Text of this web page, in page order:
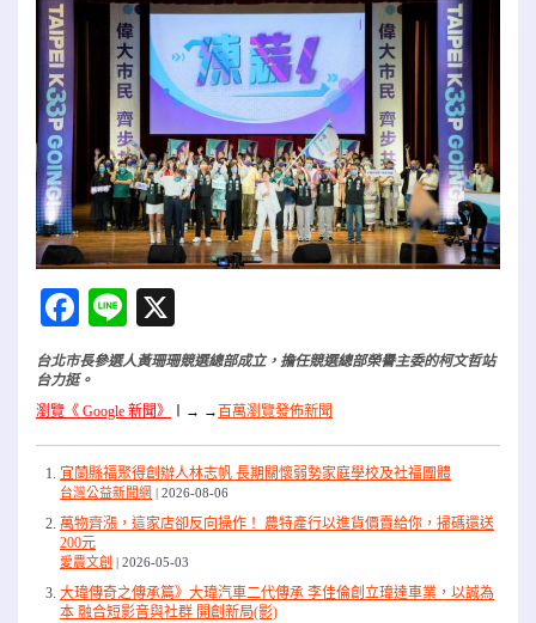
Facebook
Line
台北市長參選人黃珊珊競選總部成立，擔任競選總部榮譽主委的柯文哲站
台力挺。
瀏覽《 Google 新聞》
→ → 百萬瀏覽發佈新聞
宜蘭縣福聚得創辦人林志帆 長期關懷弱勢家庭學校及社福團體
台灣公益新聞網 2026-08-06
萬物齊漲，這家店卻反向操作！ 農特產行以進貨價賣給你，掃碼還送
200元
愛農文創 2026-05-03
大瑋傳奇之傳承篇》大瑋汽車二代傳承 李佳倫創立瑋達車業，以誠為
本 融合短影音與社群 開創新局(影)